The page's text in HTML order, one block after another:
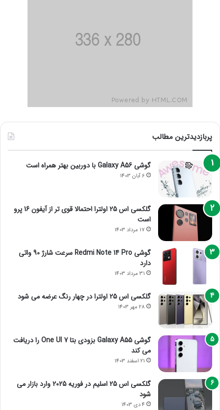
پربازدیدترین مطالب
گوشی Galaxy A56 با دوربین بهتر همراه است
6 آبان 1403
گلکسی اس 25 اولترا احتمالا قوی تر از آیفون 16 پرو
است
17 مرداد 1403
گوشی Redmi Note 14 Pro سرعت شارژ 90 واتی
دارد
31 مرداد 1403
گلکسی اس 25 اولترا در چهار رنگ عرضه می شود
28 مهر 1403
گوشی Galaxy A55 بزودی بتا One UI 7 را دریافت
می کند
21 اسفند 1403
گلکسی اس 25 اسلیم در فوریه 2025 وارد بازار می
شود
4 دی 1403